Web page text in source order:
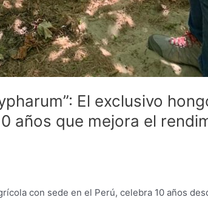
El exclusivo
años que mejora el
con sede en el Perú, celebra 10 años